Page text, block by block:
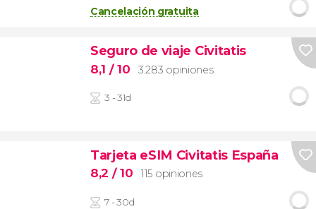
Cancelación gratuita
Seguro de viaje Civitatis
8,1 / 10 3.283 opiniones
3 - 31d
Tarjeta eSIM Civitatis España
8,2 / 10 115 opiniones
7 - 30d